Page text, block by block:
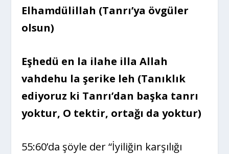
Elhamdülillah (Tanrı’ya övgüler
olsun)
Eşhedü en la ilahe illa Allah
vahdehu la şerike leh (Tanıklık
ediyoruz ki Tanrı’dan başka tanrı
yoktur, O tektir, ortağı da yoktur)
55:60’da şöyle der “İyiliğin karşılığı